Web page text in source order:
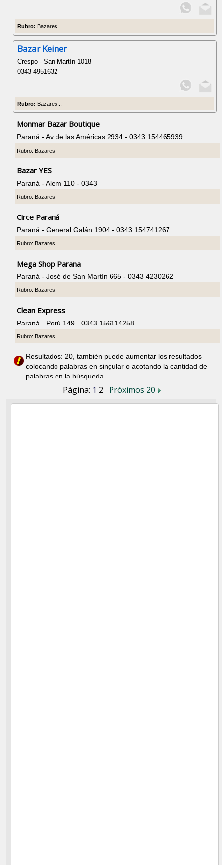
Rubro: Bazares...
Bazar Keiner
Crespo - San Martín 1018
0343 4951632
Rubro: Bazares...
Monmar Bazar Boutique
Paraná - Av de las Américas 2934 - 0343 154465939
Rubro: Bazares
Bazar YES
Paraná - Alem 110 - 0343
Rubro: Bazares
Circe Paraná
Paraná - General Galán 1904 - 0343 154741267
Rubro: Bazares
Mega Shop Parana
Paraná - José de San Martín 665 - 0343 4230262
Rubro: Bazares
Clean Express
Paraná - Perú 149 - 0343 156114258
Rubro: Bazares
Resultados: 20, también puede aumentar los resultados
colocando palabras en singular o acotando la cantidad de
palabras en la búsqueda.
Página: 1 2 Próximos 20